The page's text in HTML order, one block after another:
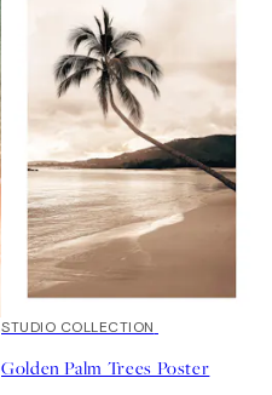
50%*
STUDIO COLLECTION
Golden Palm Trees Poster